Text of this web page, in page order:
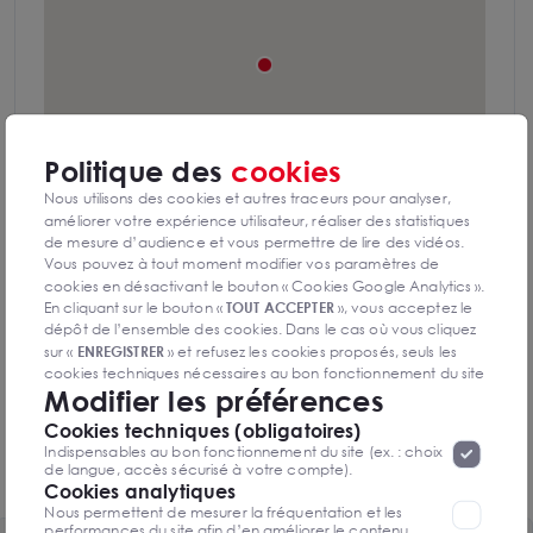
Autoroutes A15, A86
Bus Les Perriers lignes 5, 25, 26
Bus Trembleaux ligne 30-05
Borne de recharge Howdens Sartrouville
Politique des cookies
Nous utilisons des cookies et autres traceurs pour analyser,
améliorer votre expérience utilisateur, réaliser des statistiques
de mesure d’audience et vous permettre de lire des vidéos.
Vous pouvez à tout moment modifier vos paramètres de
cookies en désactivant le bouton « Cookies Google Analytics ».
En cliquant sur le bouton «TOUT ACCEPTER», vous acceptez le
dépôt de l’ensemble des cookies. Dans le cas où vous cliquez
sur « ENREGISTRER» et refusez les cookies proposés, seuls les
cookies techniques nécessaires au bon fonctionnement du site
seront déposés. Pour plus d’informations, vous pouvez consulter
la page«Protection des données à caractère
personnel ».Lorsque vous naviguez sur notre site internet, il
peut être amenée à déposer des cookies. Vous avez la
possibilité de désactiver les cookies, ces réglages ne seront
valables que sur le navigateur que vous utilisez actuellement
Modifier les préférences
Cookies techniques (obligatoires)
Indispensables au bon fonctionnement du site (ex. : choix
de langue, accès sécurisé à votre compte).
Cookies analytiques
Nous permettent de mesurer la fréquentation et les